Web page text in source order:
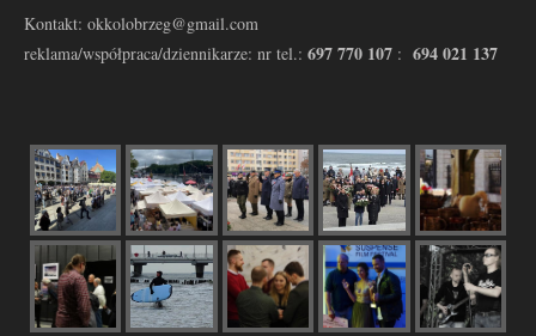
Kontakt: okkolobrzeg@gmail.com
reklama/współpraca/dziennikarze: nr tel.: 697 770 107 : 694 021 137